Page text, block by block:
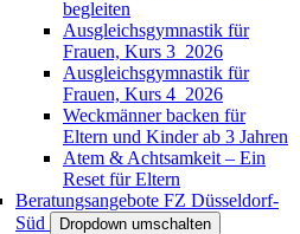
begleiten
Ausgleichsgymnastik für
Frauen, Kurs 3_2026
Ausgleichsgymnastik für
Frauen, Kurs 4_2026
Weckmänner backen für
Eltern und Kinder ab 3 Jahren
Atem & Achtsamkeit – Ein
Reset für Eltern
Beratungsangebote FZ Düsseldorf-
Süd
Dropdown umschalten